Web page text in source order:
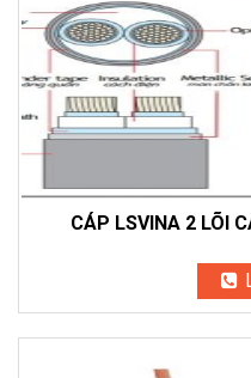
CÁP LSVINA 2 LÕI